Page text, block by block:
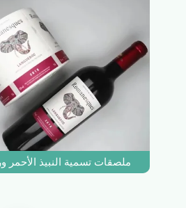
ملصقات تسمية النبيذ